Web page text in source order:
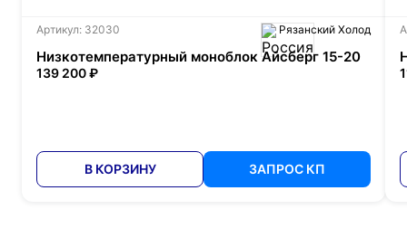
Артикул: 32030 Рязанский Холод
Низкотемпературный моноблок Айсберг 15-20
139 200 ₽
В КОРЗИНУ ЗАПРОС КП